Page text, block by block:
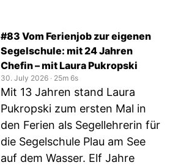
#83 Vom Ferienjob zur eigenen
Segelschule: mit 24 Jahren
Chefin – mit Laura Pukropski
30. July 2026 ‧ 25m 6s
Mit 13 Jahren stand Laura
Pukropski zum ersten Mal in
den Ferien als Segellehrerin für
die Segelschule Plau am See
auf dem Wasser. Elf Jahre